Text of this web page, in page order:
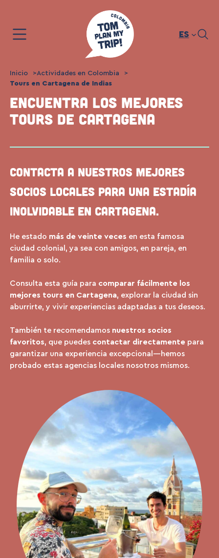
contenido
ES
Inicio
Actividades en Colombia
Tours en Cartagena de Indias
Encuentra los mejores
tours de Cartagena
Contacta a nuestros mejores
socios locales para una estadía
inolvidable en Cartagena.
He estado más de veinte veces en esta famosa
ciudad colonial, ya sea con amigos, en pareja, en
familia o solo.
Consulta esta guía para comparar fácilmente los
mejores tours en Cartagena, explorar la ciudad sin
aburrirte, y vivir experiencias adaptadas a tus deseos.
También te recomendamos nuestros socios
favoritos, que puedes contactar directamente para
garantizar una experiencia excepcional—hemos
probado estas agencias locales nosotros mismos.